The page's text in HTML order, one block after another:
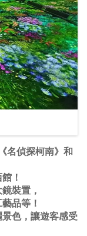
名偵探柯南》和
！
裝置，
品等！
色，讓遊客感受